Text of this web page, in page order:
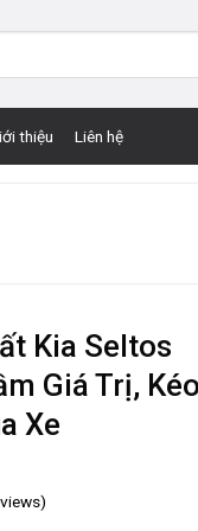
thiệu Liên hệ
Kia Seltos
Giá Trị, Kéo
Xe